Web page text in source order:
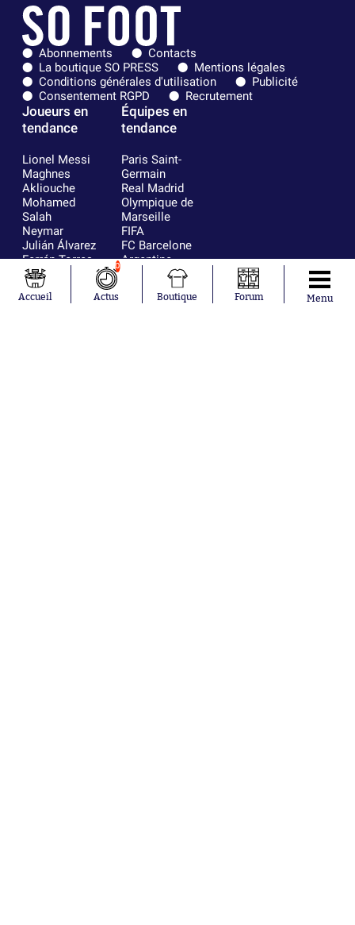
Abonnements
Contacts
La boutique SO PRESS
Mentions légales
Conditions générales d'utilisation
Publicité
Consentement RGPD
Recrutement
Joueurs en
tendance
Lionel Messi
Maghnes
Akliouche
Mohamed
Salah
Neymar
Julián Álvarez
Ferrán Torres
Kilian Corredor
Franco
Mastantuono
Équipes en
tendance
Paris Saint-
Germain
Real Madrid
Olympique de
Marseille
FIFA
FC Barcelone
Argentine
Olympique
AS Monaco
Accueil
0
Actus Boutique Forum Menu